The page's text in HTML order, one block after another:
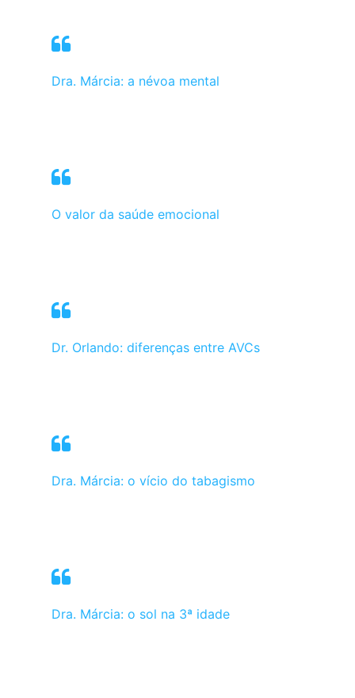
Dra. Márcia: a névoa mental
O valor da saúde emocional
Dr. Orlando: diferenças entre AVCs
Dra. Márcia: o vício do tabagismo
Dra. Márcia: o sol na 3ª idade